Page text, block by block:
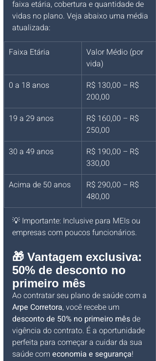
faixa etária, cobertura e quantidade de
vidas no plano. Veja abaixo uma média
atualizada:
Faixa Etária
Valor Médio (por
vida)
0 a 18 anos
R$ 130,00 – R$
200,00
19 a 29 anos
R$ 160,00 – R$
250,00
30 a 49 anos
R$ 190,00 – R$
330,00
Acima de 50 anos
R$ 290,00 – R$
480,00
💡 Importante: Inclusive para MEIs ou
empresas com poucos funcionários.
🎁 Vantagem exclusiva:
50% de desconto no
primeiro mês
Ao contratar seu plano de saúde com a
Arpe Corretora, você recebe um
desconto de 50% no primeiro mês de
vigência do contrato. É a oportunidade
perfeita para começar a cuidar da sua
saúde com economia e segurança!